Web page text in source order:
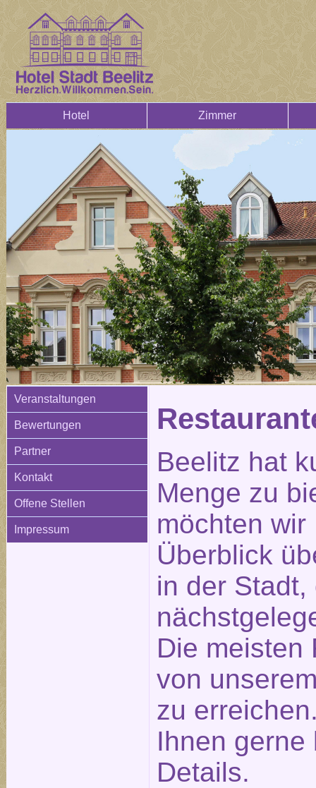
Hotel Zimmer
Veranstaltungen
Bewertungen
Partner
Kontakt
Offene Stellen
Impressum
Beelitz hat
Menge zu
möchten
Überblick
in der
Die meisten
von
zu
Ihnen gerne
Details.